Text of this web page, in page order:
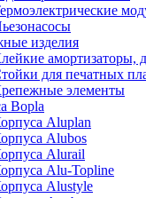
изделия
амортизаторы,
для печатных
элементы
Bopla
Aluplan
Alubos
Alurail
Alu-Topline
Alustyle